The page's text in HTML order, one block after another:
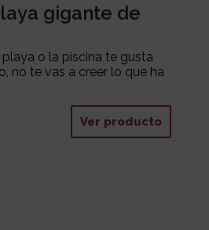
gigante de
o la piscina te gusta
no te vas a creer lo que ha
Ver producto